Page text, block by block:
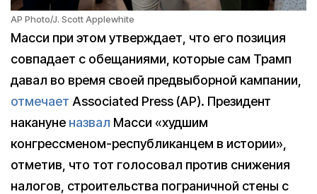
AP Photo/J. Scott Applewhite
Масси при этом утверждает, что его позиция
совпадает с обещаниями, которые сам Трамп
давал во время своей предвыборной кампании,
отмечает Associated Press (AP). Президент
накануне назвал Масси «худшим
конгрессменом-республиканцем в истории»,
отметив, что тот голосовал против снижения
налогов, строительства пограничной стены с